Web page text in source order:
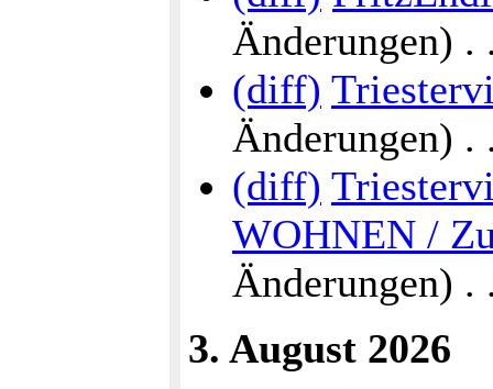
Änderungen)
(diff)
Änderungen)
(diff)
WOHNEN /
Änderungen)
3. August 2026